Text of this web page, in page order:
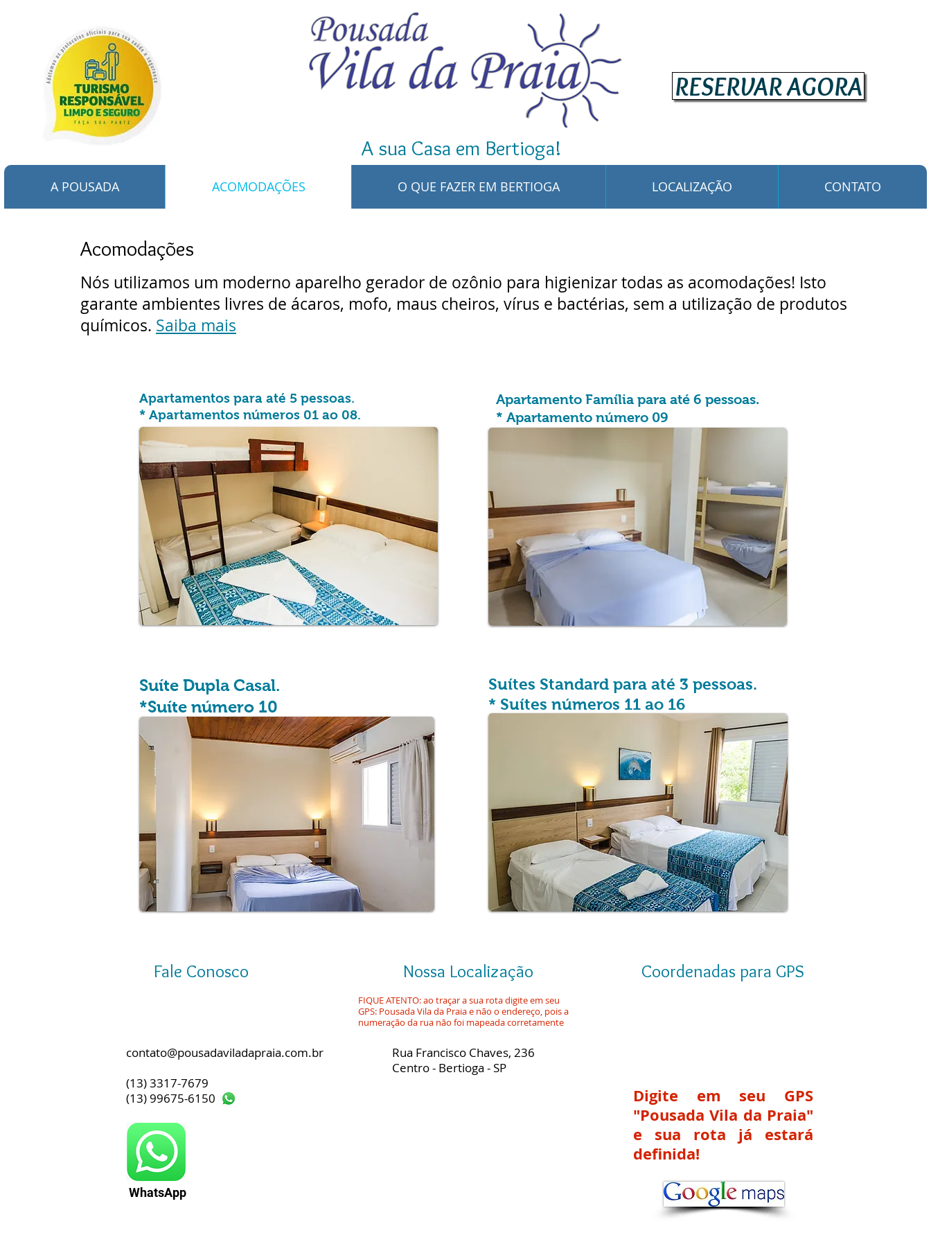
RESERVAR AGORA
A sua Casa em Bertioga!
A POUSADA ACOMODAÇÕES O QUE FAZER EM BERTIOGA LOCALIZAÇÃO CONTATO
Acomodações
Nós utilizamos um moderno aparelho gerador de ozônio para higienizar todas as acomodações! Isto
garante ambientes livres de ácaros, mofo, maus cheiros, vírus e bactérias, sem a utilização de produtos
químicos. Saiba mais
Apartamento Família para até 6 pessoas.
* Apartamento número 09
Apartamentos para até 5 pessoas.
* Apartamentos números 01 ao 08.
Suíte Dupla Casal.
*Suíte número 10
Suítes Standard para até 3 pessoas.
* Suítes números 11 ao 16
Fale Conosco Nossa Localização
FIQUE ATENTO: ao traçar a sua rota digite em seu
GPS: Pousada Vila da Praia e não o endereço, pois a
numeração da rua não foi mapeada corretamente
Coordenadas para GPS
contato@pousadaviladapraia.com.br
(13) 3317-7679
(13) 99675-6150
WhatsApp
Rua Francisco Chaves, 236
Centro - Bertioga - SP
Digite em seu GPS
"Pousada Vila da Praia"
e sua rota já estará
definida!